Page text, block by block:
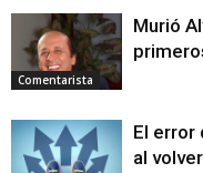
Comentarista
Murió
El error
al